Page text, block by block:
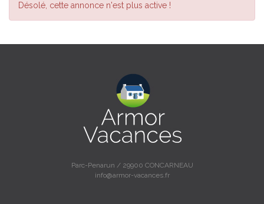
Désolé, cette annonce n'est plus active !
Parc-Penarun / 29900 CONCARNEAU
info@armor-vacances.fr